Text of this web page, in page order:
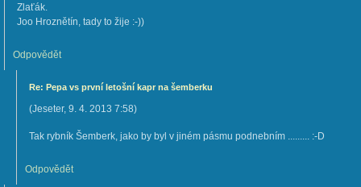
Zlaťák.
Joo Hroznětín, tady to žije :-))
Odpovědět
Re: Pepa vs první letošní kapr na šemberku
(Jeseter, 9. 4. 2013 7:58)
Tak rybník Šemberk, jako by byl v jiném pásmu podnebním ......... :-D
Odpovědět